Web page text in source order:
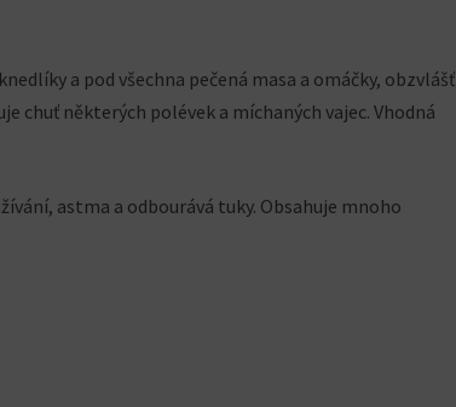
a pod všechna pečená masa a omáčky, obzvlášť
chuť některých polévek a míchaných vajec. Vhodná
astma a odbourává tuky. Obsahuje mnoho